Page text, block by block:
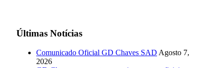
Últimas Notícias
Comunicado Oficial GD Chaves SAD Agosto 7,
2026